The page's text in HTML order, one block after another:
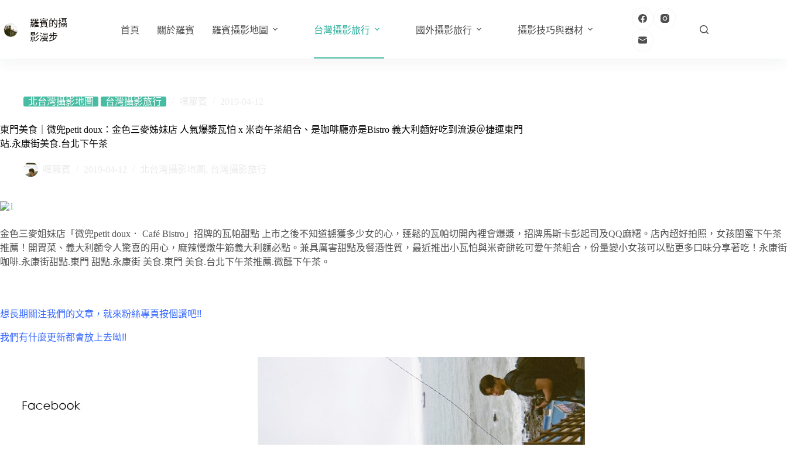
主
羅賓的攝
影漫步
首頁 關於羅賓 羅賓攝影地圖 台灣攝影旅行 國外攝影旅行 攝影技巧與器材
北台灣攝影地圖 台灣攝影旅行
東門美食｜微兜petit doux：金色三麥姊妹店 人氣爆漿瓦怕 x 米奇午茶組合、是咖啡廳亦是Bistro 義大利麵好吃到流淚＠捷運東門
站.永康街美食.台北下午茶
金色三麥姐妹店「微兜petit doux． Café Bistro」招牌的瓦帕甜點 上市之後不知道擄獲多少女的心，蓬鬆的瓦帕切開內裡會爆漿，招牌馬斯卡彭起司及QQ麻糬。店內超好拍照，女孩閨蜜下午茶
推薦！開胃菜、義大利麵令人驚喜的用心，麻辣慢燉牛筋義大利麵必點。兼具厲害甜點及餐酒性質，最近推出小瓦怕與米奇餅乾可愛午茶組合，份量變小女孩可以點更多口味分享著吃！永康街
咖啡.永康街甜點.東門 甜點.永康街 美食.東門 美食.台北下午茶推薦.微醺下午茶。
想長期關注我們的文章，就來粉絲專頁按個讚吧!!
我們有什麼更新都會放上去呦!!